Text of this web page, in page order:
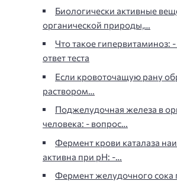
Биологически активные
органической природы,…
Что такое гипервитаминоз:
ответ теста
Если кровоточащую рану
раствором…
Поджелудочная железа в
человека: - вопрос…
Фермент крови каталаза
активна при рН: -…
Фермент желудочного сока